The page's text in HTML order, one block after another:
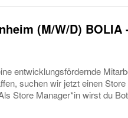
(M/W/D) BOLIA
entwicklungsfördernde
suchen wir jetzt einen
Store Manager*in wirst du